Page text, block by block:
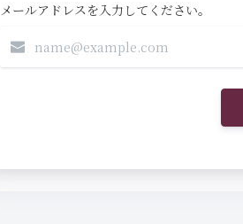
メールアドレスを入力してください。